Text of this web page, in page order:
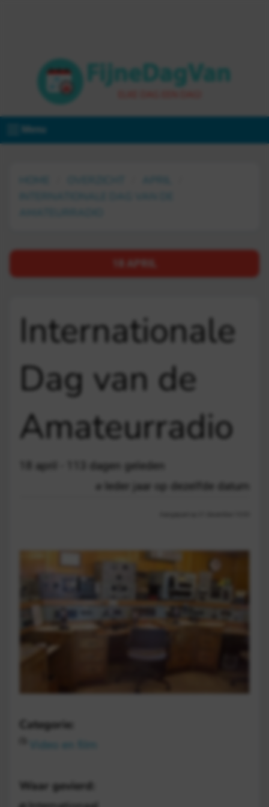
Menu
Internationale
Dag van de
Amateurradio
18 april - 113 dagen geleden
Ieder jaar op dezelfde datum
Categorie:
Waar gevierd: